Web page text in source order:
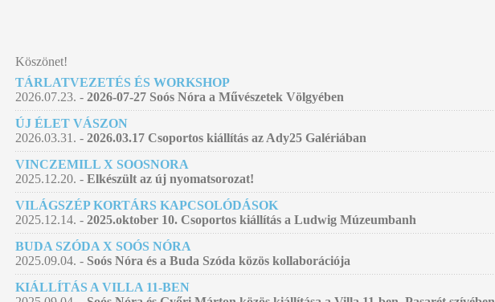
Köszönet!
TÁRLATVEZETÉS ÉS WORKSHOP
2026.07.23. - 2026-07-27 Soós Nóra a Művészetek Völgyében
ÚJ ÉLET VÁSZON
2026.03.31. - 2026.03.17 Csoportos kiállítás az Ady25 Galériában
VINCZEMILL X SOOSNORA
2025.12.20. - Elkészült az új nyomatsorozat!
VILÁGSZÉP KORTÁRS KAPCSOLÓDÁSOK
2025.12.14. - 2025.oktober 10. Csoportos kiállítás a Ludwig Múzeumbanh
BUDA SZÓDA X SOÓS NÓRA
2025.09.04. - Soós Nóra és a Buda Szóda közös kollaborációja
KIÁLLÍTÁS A VILLA 11-BEN